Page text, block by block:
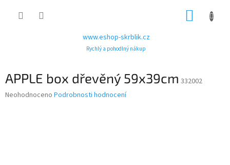
www.eshop-skrblik.cz
Rychlý a pohodlný nákup
APPLE box dřevěný 59x39cm 332002
Průměrné
Neohodnoceno Podrobnosti hodnocení